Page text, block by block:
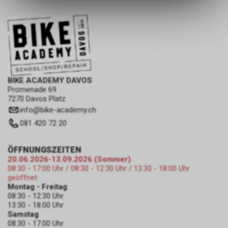
BIKE ACADEMY DAVOS
Promenade 69
7270 Davos Platz
info@bike-academy.ch
081 420 72 20
ÖFFNUNGSZEITEN
20.06.2026-13.09.2026 (Sommer)
08:30 - 17:00 Uhr / 08:30 - 12:30 Uhr / 13:30 - 18:00 Uhr
geöffnet
Montag - Freitag
08:30 - 12:30 Uhr
13:30 - 18:00 Uhr
Samstag
08:30 - 17:00 Uhr
dass die gespeicherten Daten
keinerlei Rückschlüsse auf Ihre
persönlichen Informationen
zulassen.